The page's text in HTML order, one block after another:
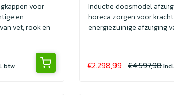
voor
en
vet, rook en
btw
Inductie doosmodel
horeca zorgen voor
energiezuinige afzuiging
€2.298,99 €4.597,98